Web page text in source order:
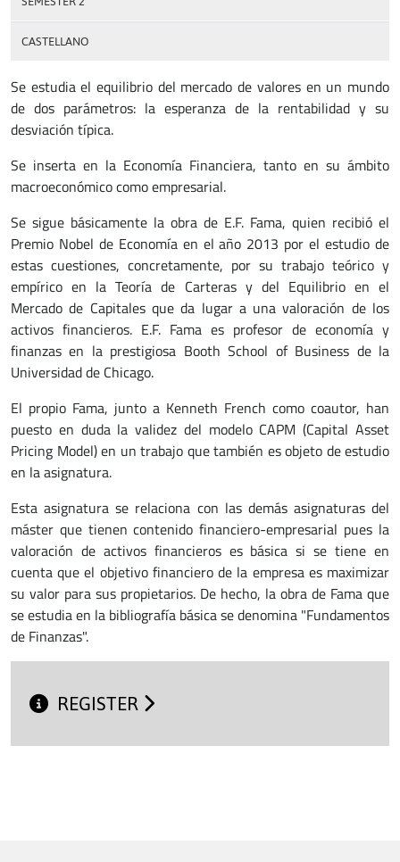
CASTELLANO
Se estudia el equilibrio del mercado de valores en un mundo
de dos parámetros: la esperanza de la rentabilidad y su
desviación típica.
Se inserta en la Economía Financiera, tanto en su ámbito
macroeconómico como empresarial.
Se sigue básicamente la obra de E.F. Fama, quien recibió el
Premio Nobel de Economía en el año 2013 por el estudio de
estas cuestiones, concretamente, por su trabajo teórico y
empírico en la Teoría de Carteras y del Equilibrio en el
Mercado de Capitales que da lugar a una valoración de los
activos financieros. E.F. Fama es profesor de economía y
finanzas en la prestigiosa Booth School of Business de la
Universidad de Chicago.
El propio Fama, junto a Kenneth French como coautor, han
puesto en duda la validez del modelo CAPM (Capital Asset
Pricing Model) en un trabajo que también es objeto de estudio
en la asignatura.
Esta asignatura se relaciona con las demás asignaturas del
máster que tienen contenido financiero-empresarial pues la
valoración de activos financieros es básica si se tiene en
cuenta que el objetivo financiero de la empresa es maximizar
su valor para sus propietarios. De hecho, la obra de Fama que
se estudia en la bibliografía básica se denomina "Fundamentos
de Finanzas".
REGISTER